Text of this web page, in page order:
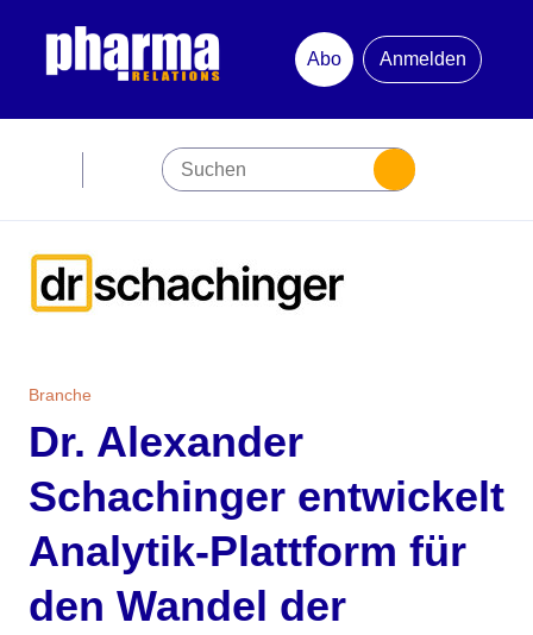
Abo
Anmelden
Premiumpartner
Newsletter
Mediadaten
Themen
Marketing
Magazin
Branche
Dr. Alexander
Schachinger entwickelt
Analytik-Plattform für
den Wandel der